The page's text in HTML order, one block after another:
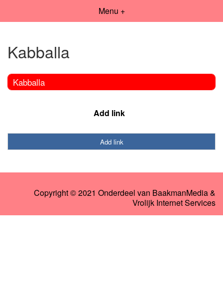
Menu +
Kabballa
Kabballa
Add link
Add link
Copyright © 2021 Onderdeel van BaakmanMedia&
Vrolijk Internet Services